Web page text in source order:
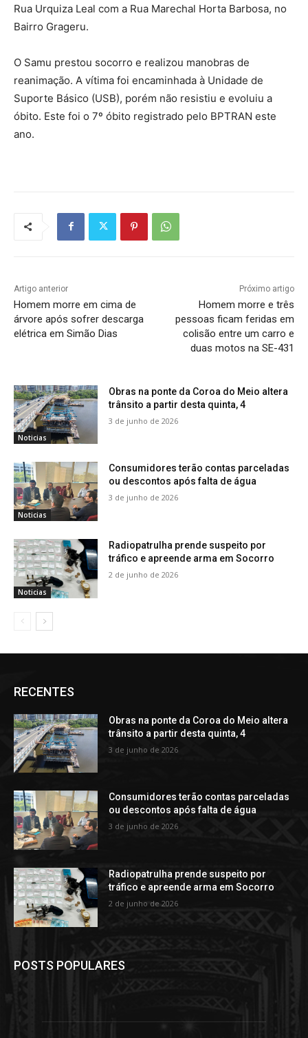
Rua Urquiza Leal com a Rua Marechal Horta Barbosa, no
Bairro Grageru.
O Samu prestou socorro e realizou manobras de
reanimação. A vítima foi encaminhada à Unidade de
Suporte Básico (USB), porém não resistiu e evoluiu a
óbito. Este foi o 7º óbito registrado pelo BPTRAN este
ano.
Artigo anterior
Homem morre em cima de
árvore após sofrer descarga
elétrica em Simão Dias
Próximo artigo
Homem morre e três
pessoas ficam feridas em
colisão entre um carro e
duas motos na SE-431
Noticias
Obras na ponte da Coroa do Meio altera
trânsito a partir desta quinta, 4
3 de junho de 2026
Noticias
Consumidores terão contas parceladas
ou descontos após falta de água
3 de junho de 2026
Noticias
Radiopatrulha prende suspeito por
tráfico e apreende arma em Socorro
2 de junho de 2026
RECENTES
Obras na ponte da Coroa do Meio altera
trânsito a partir desta quinta, 4
3 de junho de 2026
Consumidores terão contas parceladas
ou descontos após falta de água
3 de junho de 2026
Radiopatrulha prende suspeito por
tráfico e apreende arma em Socorro
2 de junho de 2026
POSTS POPULARES